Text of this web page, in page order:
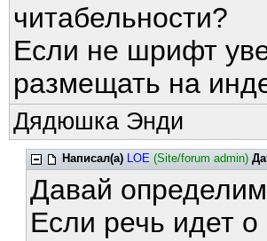
читабельности?
Если не шрифт
размещать на
Дядюшка Энди
Написал(а) LOE (Site/forum admin)
Давай
Если речь идет